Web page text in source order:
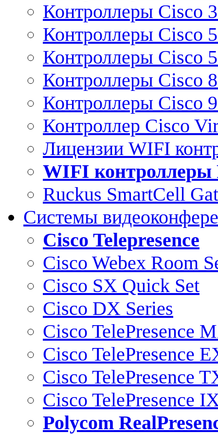
Контроллеры Cisco
Контроллеры Cisco
Контроллеры Cisco
Контроллеры Cisco
Контроллеры Cisco
Контроллер Cisco
Лицензии WIFI
WIFI контроллеры
Ruckus SmartCell
Системы
Cisco Telepresence
Cisco Webex Room
Cisco SX Quick Set
Cisco DX Series
Cisco TelePresence
Cisco TelePresence
Cisco TelePresence
Cisco TelePresence
Polycom